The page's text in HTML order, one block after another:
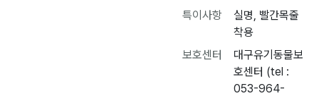
특이사항
실명, 빨간목줄
착용
보호센터
대구유기동물보
호센터 (tel :
053-964-